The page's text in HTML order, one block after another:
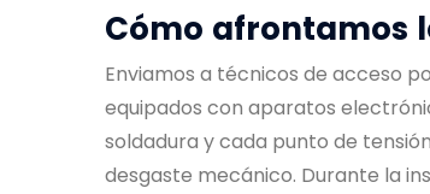
Cómo afrontamos
Enviamos a técnicos de acceso
equipados con aparatos
soldadura y cada punto de
desgaste mecánico. Durante la